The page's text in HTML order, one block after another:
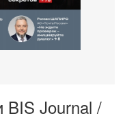
BIS Journal /